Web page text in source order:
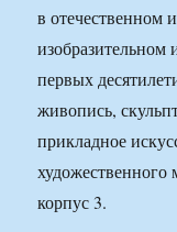
в отечественном
изобразительном
первых
живопись,
прикладное
художественного
корпус 3.